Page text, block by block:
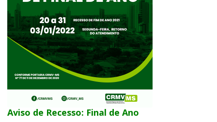
Aviso de Recesso: Final de Ano